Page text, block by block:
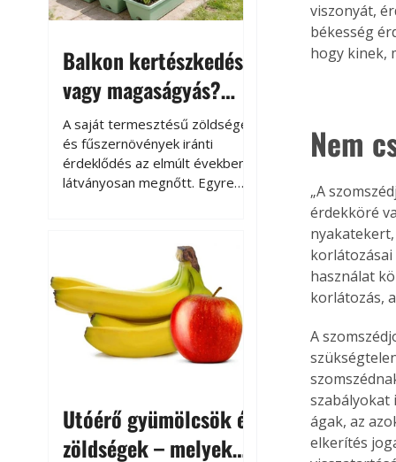
Balkon kertészkedés
vagy magaságyás?
Helytakarékos
kertészkedés
A saját termesztésű zöldségek
és fűszernövények iránti
érdeklődés az elmúlt években
látványosan megnőtt. Egyre
kertészkedés sokak számára
kikapcsolódást és feltöltődést
is jelent.
Utóérő gyümölcsök és
zöldségek – melyek
viszonyát,
békesség
hogy kinek,
Nem
„A
érdekköré
használat
korlátozás,
A
szabályokat
ágak, az
elkerítés